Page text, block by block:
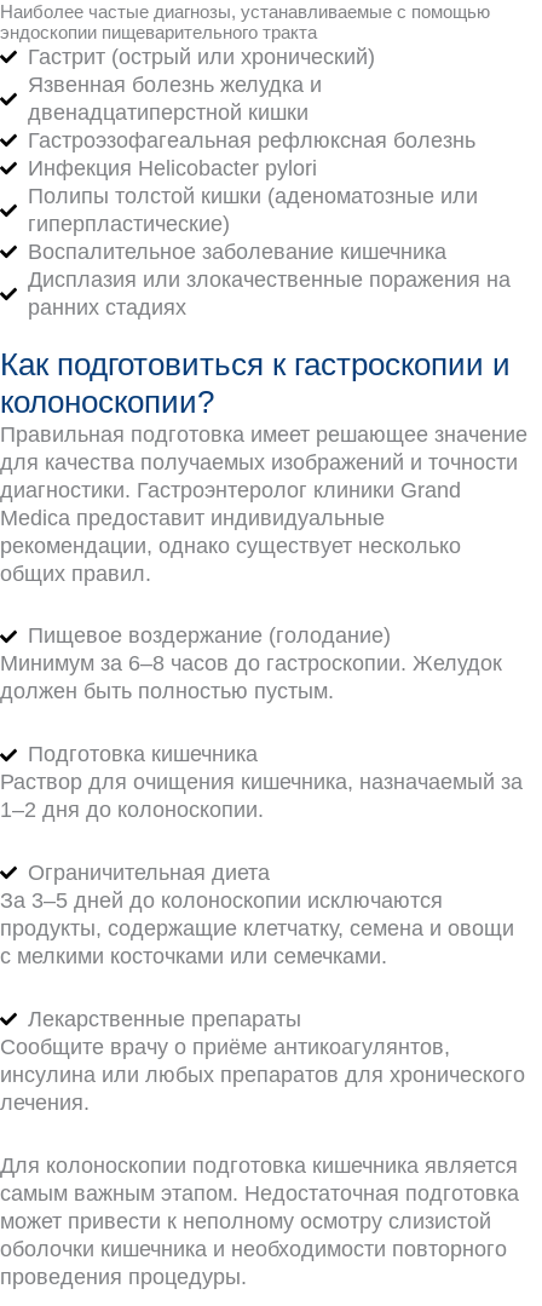
Наиболее частые диагнозы, устанавливаемые с помощью
эндоскопии пищеварительного тракта
Гастрит (острый или хронический)
Язвенная болезнь желудка и
двенадцатиперстной кишки
Гастроэзофагеальная рефлюксная болезнь
Инфекция Helicobacter pylori
Полипы толстой кишки (аденоматозные или
гиперпластические)
Воспалительное заболевание кишечника
Дисплазия или злокачественные поражения на
ранних стадиях
Как подготовиться к гастроскопии и
колоноскопии?
Правильная подготовка имеет решающее значение
для качества получаемых изображений и точности
диагностики. Гастроэнтеролог клиники Grand
Medica предоставит индивидуальные
рекомендации, однако существует несколько
общих правил.
Пищевое воздержание (голодание)
Минимум за 6–8 часов до гастроскопии. Желудок
должен быть полностью пустым.
Подготовка кишечника
Раствор для очищения кишечника, назначаемый за
1–2 дня до колоноскопии.
Ограничительная диета
За 3–5 дней до колоноскопии исключаются
продукты, содержащие клетчатку, семена и овощи
с мелкими косточками или семечками.
Лекарственные препараты
Сообщите врачу о приёме антикоагулянтов,
инсулина или любых препаратов для хронического
лечения.
Для колоноскопии подготовка кишечника является
самым важным этапом. Недостаточная подготовка
может привести к неполному осмотру слизистой
оболочки кишечника и необходимости повторного
проведения процедуры.